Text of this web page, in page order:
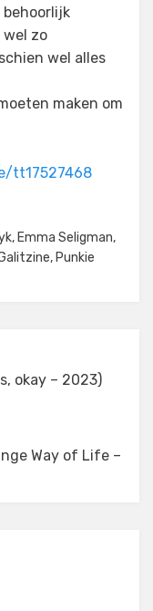
behoorlijk
wel zo
wel alles
maken om
tt17527468
, Emma Seligman,
, Punkie
okay – 2023)
Way of Life –